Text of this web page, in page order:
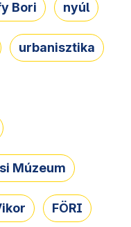
Bori nyúl
urbanisztika
Múzeum
FÖRI